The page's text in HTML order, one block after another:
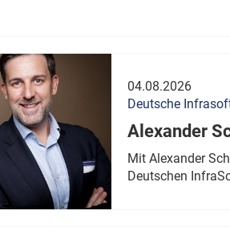
04.08.2026
Deutsche
Alexander
Mit Alexander
Deutschen